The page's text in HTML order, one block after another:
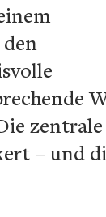
zentrale
– und